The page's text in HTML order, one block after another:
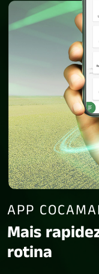
APP
Mais
rotina